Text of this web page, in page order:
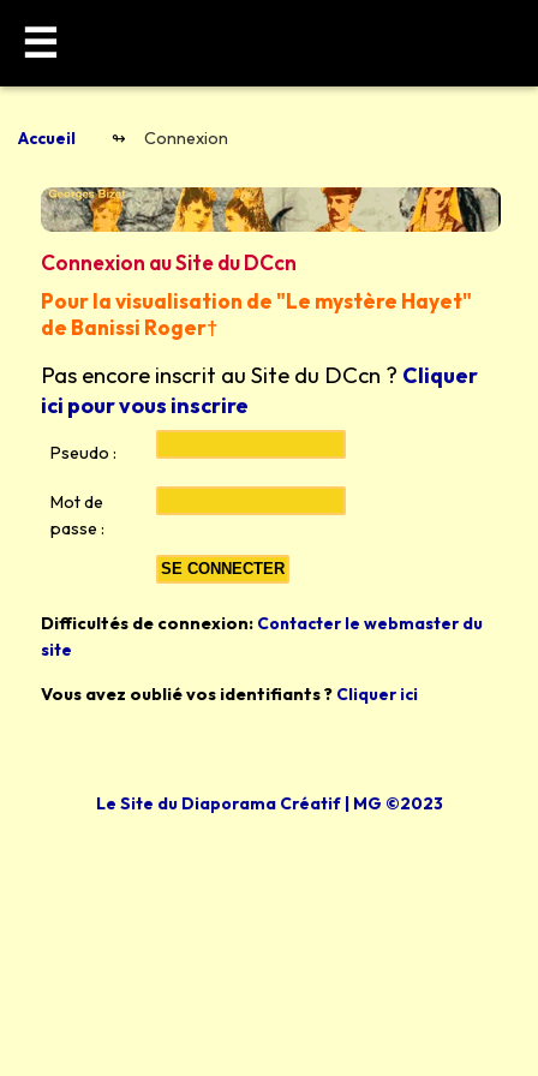
Accueil Connexion
☰
Connexion au Site du DCcn
Pour la visualisation de "Le mystère Hayet"
de Banissi Roger†
Pas encore inscrit au Site du DCcn ? Cliquer
ici pour vous inscrire
Pseudo :
Mot de
passe :
Difficultés de connexion: Contacter le webmaster du
site
Vous avez oublié vos identifiants ? Cliquer ici
Le Site du Diaporama Créatif | MG ©2023